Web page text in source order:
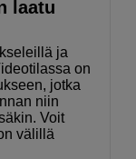
laatu
ja
on
jotka
niin
Voit
välillä